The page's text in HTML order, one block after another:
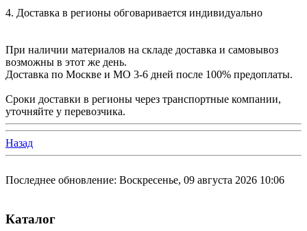
4. Доставка в регионы обговаривается индивидуально
При наличии материалов на складе доставка и самовывоз
возможны в этот же день.
Доставка по Москве и МО 3-6 дней после 100% предоплаты.
Сроки доставки в регионы через транспортные компании,
уточняйте у перевозчика.
Назад
Последнее обновление: Воскресенье, 09 августа 2026 10:06
Каталог